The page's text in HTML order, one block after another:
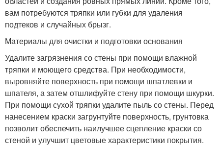
вам потребуются тряпки или губки для удаления
подтеков и случайных брызг.
Материалы для очистки и подготовки основания
Удалите загрязнения со стены при помощи влажной
тряпки и моющего средства. При необходимости,
выровняйте поверхность при помощи шпатлевки и
шпателя, а затем отшлифуйте стену при помощи шкурки.
При помощи сухой тряпки удалите пыль со стены. Перед
нанесением краски загрунтуйте поверхность, грунтовка
позволит обеспечить наилучшее сцепление краски со
стеной и улучшит цветовые характеристики покрытия.